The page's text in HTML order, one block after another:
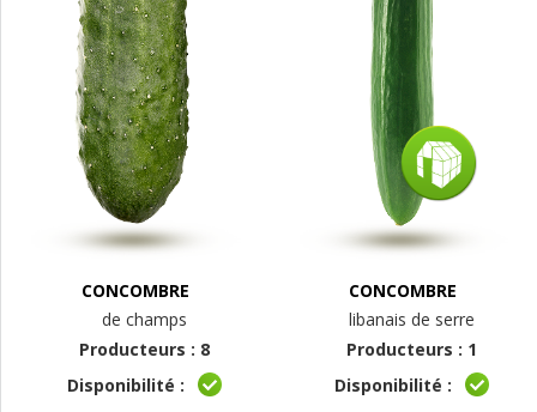
CONCOMBRE
de champs
Producteurs : 8
Disponibilité :
CONCOMBRE
libanais de serre
Producteurs : 1
Disponibilité :